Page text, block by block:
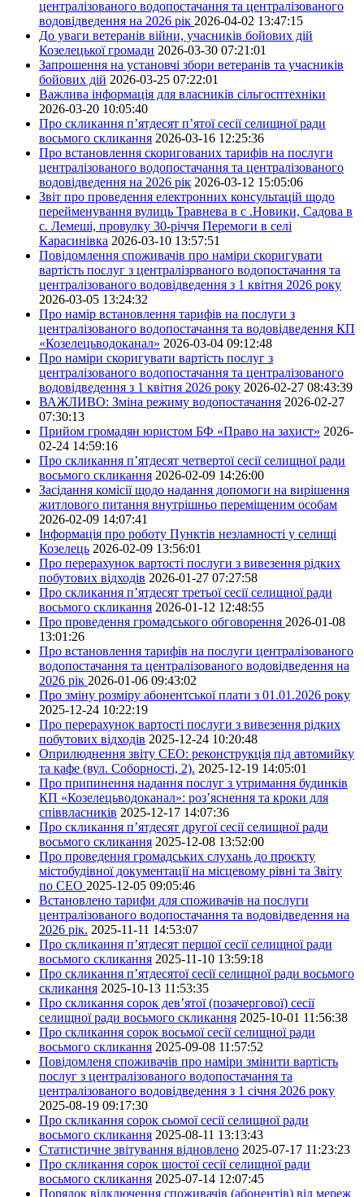
централізованого водопостачання та централізованого
водовідведення на 2026 рік 2026-04-02 13:47:15
До уваги ветеранів війни, учасників бойових дій
Козелецької громади 2026-03-30 07:21:01
Запрошення на установчі збори ветеранів та учасників
бойових дій 2026-03-25 07:22:01
Важлива інформація для власників сільгосптехніки
2026-03-20 10:05:40
Про скликання п’ятдесят п’ятої сесії селищної ради
восьмого скликання 2026-03-16 12:25:36
Про встановлення скоригованих тарифів на послуги
централізованого водопостачання та централізованого
водовідведення на 2026 рік 2026-03-12 15:05:06
Звіт про проведення електронних консультацій щодо
перейменування вулиць Травнева в с .Новики, Садова в
с. Лемеші, провулку 30-річчя Перемоги в селі
Карасинівка 2026-03-10 13:57:51
Повідомлення споживачів про наміри скоригувати
вартість послуг з централізрваного водопостачання та
централізованого водовідведення з 1 квітня 2026 року
2026-03-05 13:24:32
Про намір встановлення тарифів на послуги з
централізованого водопостачання та водовідведення КП
«Козелецьводоканал» 2026-03-04 09:12:48
Про наміри скоригувати вартість послуг з
централізованого водопостачання та централізованого
водовідведення з 1 квітня 2026 року 2026-02-27 08:43:39
ВАЖЛИВО: Зміна режиму водопостачання 2026-02-27
07:30:13
Прийом громадян юристом БФ «Право на захист» 2026-
02-24 14:59:16
Про скликання п’ятдесят четвертої сесії селищної ради
восьмого скликання 2026-02-09 14:26:00
Засідання комісії щодо надання допомоги на вирішення
житлового питання внутрішньо переміщеним особам
2026-02-09 14:07:41
Інформація про роботу Пунктів незламності у селищі
Козелець 2026-02-09 13:56:01
Про перерахунок вартості послуги з вивезення рідких
побутових відходів 2026-01-27 07:27:58
Про скликання п’ятдесят третьої сесії селищної ради
восьмого скликання 2026-01-12 12:48:55
Про проведення громадського обговорення 2026-01-08
13:01:26
Про встановлення тарифів на послуги централізованого
водопостачання та централізованого водовідведення на
2026 рік 2026-01-06 09:43:02
Про зміну розміру абонентської плати з 01.01.2026 року
2025-12-24 10:22:19
Про перерахунок вартості послуги з вивезення рідких
побутових відходів 2025-12-24 10:20:48
Оприлюднення звіту СЕО: реконструкція під автомийку
та кафе (вул. Соборності, 2). 2025-12-19 14:05:01
Про припинення надання послуг з утримання будинків
КП «Козелецьводоканал»: роз’яснення та кроки для
співвласників 2025-12-17 14:07:36
Про скликання п’ятдесят другої сесії селищної ради
восьмого скликання 2025-12-08 13:52:00
Про проведення громадських слухань до проєкту
містобудівної документації на місцевому рівні та Звіту
по СЕО 2025-12-05 09:05:46
Встановлено тарифи для споживачів на послуги
централізованого водопостачання та водовідведення на
2026 рік. 2025-11-11 14:53:07
Про скликання п’ятдесят першої сесії селищної ради
восьмого скликання 2025-11-10 13:59:18
Про скликання п’ятдесятої сесії селищної ради восьмого
скликання 2025-10-13 11:53:35
Про скликання сорок дев’ятої (позачергової) сесії
селищної ради восьмого скликання 2025-10-01 11:56:38
Про скликання сорок восьмої сесії селищної ради
восьмого скликання 2025-09-08 11:57:52
Повідомленя споживачів про наміри змінити вартість
послуг з централізованого водопостачання та
централізованого водовідведення з 1 січня 2026 року
2025-08-19 09:17:30
Про скликання сорок сьомої сесії селищної ради
восьмого скликання 2025-08-11 13:13:43
Статистичне звітування відновлено 2025-07-17 11:23:23
Про скликання сорок шостої сесії селищної ради
восьмого скликання 2025-07-14 12:07:45
Порядок відключення споживачів (абонентів) від мереж